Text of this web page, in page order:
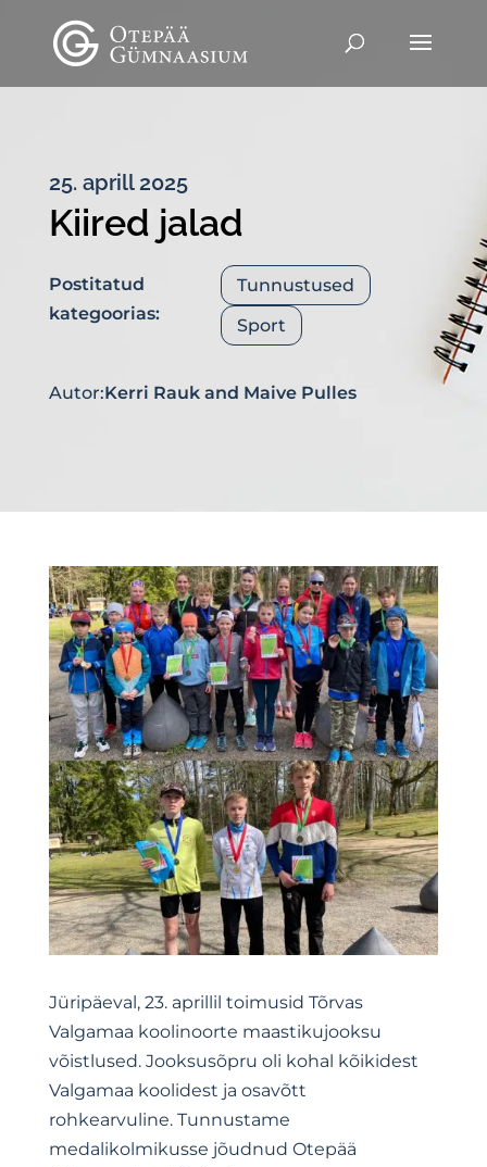
25. aprill 2025
Kiired jalad
Postitatud
kategoorias:
Tunnustused
Sport
Autor:Kerri Raukand Maive Pulles
Jüripäeval, 23. aprillil toimusid Tõrvas
Valgamaa koolinoorte maastikujooksu
võistlused. Jooksusõpru oli kohal kõikidest
Valgamaa koolidest ja osavõtt
rohkearvuline. Tunnustame
medalikolmikusse jõudnud Otepää